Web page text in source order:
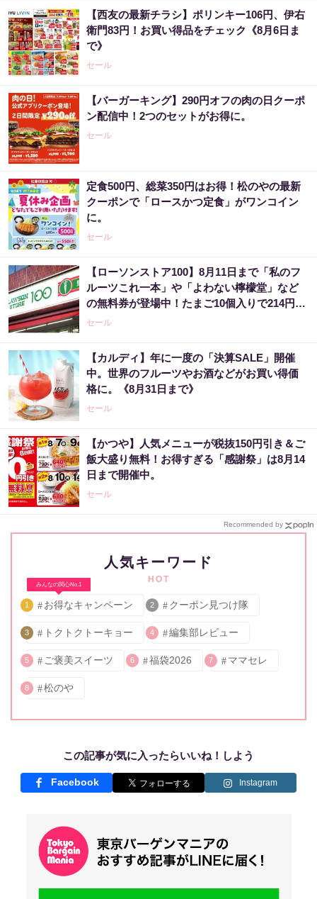
【西友の最新チラシ】ポリンキー106円、伊右
衛門83円！お買い得品をチェック《8月6日ま
で》
セール
【バーガーキング】290円オフの肉の日クーポ
ン配信中！2つのセットがお得に。
セール
定食500円、総菜350円はお得！松のやの最新
クーポンで「ロースかつ定食」がワンコイン
に。
セール
【ローソンストア100】8月11日まで「私のフ
ルーツこれ一本」や「よわない檸檬堂」など
の無料券が登場中！たまご10個入りで214円な
どのお得企画も見逃せない。
セール
【カルディ】年に一度の「決算SALE」開催
中。世界のフルーツやお酒などがお買い得価
格に。《8月31日まで》
セール
【かつや】人気メニューが税抜150円引き＆ご
飯大盛り無料！お得すぎる「感謝祭」は8月14
日まで開催中。
セール
Recommended by
人気キーワード
HOT
みんなの関心No.1
1 お得なキャンペーン 2 クーポン見つけ隊
3 トクトクトーキョー 4 編集部レビュー
5 ご褒美スイーツ 6 福袋2026 7 ママセレ
8 松のや
この記事が気に入ったらいいね！しよう
Facebook Instagram